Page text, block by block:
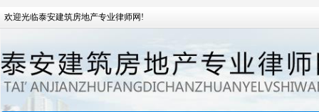
欢迎光临泰安建筑房地产专业律师网!